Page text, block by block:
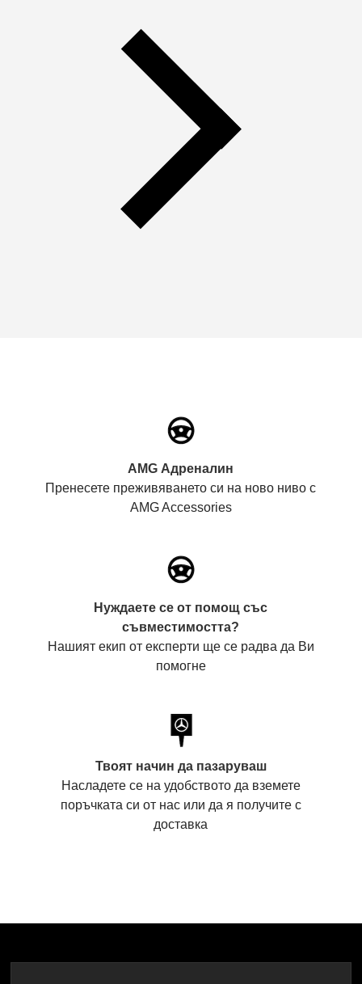
AMG Адреналин
Пренесете преживяването си на ново ниво с
AMG Accessories
Нуждаете се от помощ със
съвместимостта?
Нашият екип от експерти ще се радва да Ви
помогне
Твоят начин да пазаруваш
Насладете се на удобството да вземете
поръчката си от нас или да я получите с
доставка